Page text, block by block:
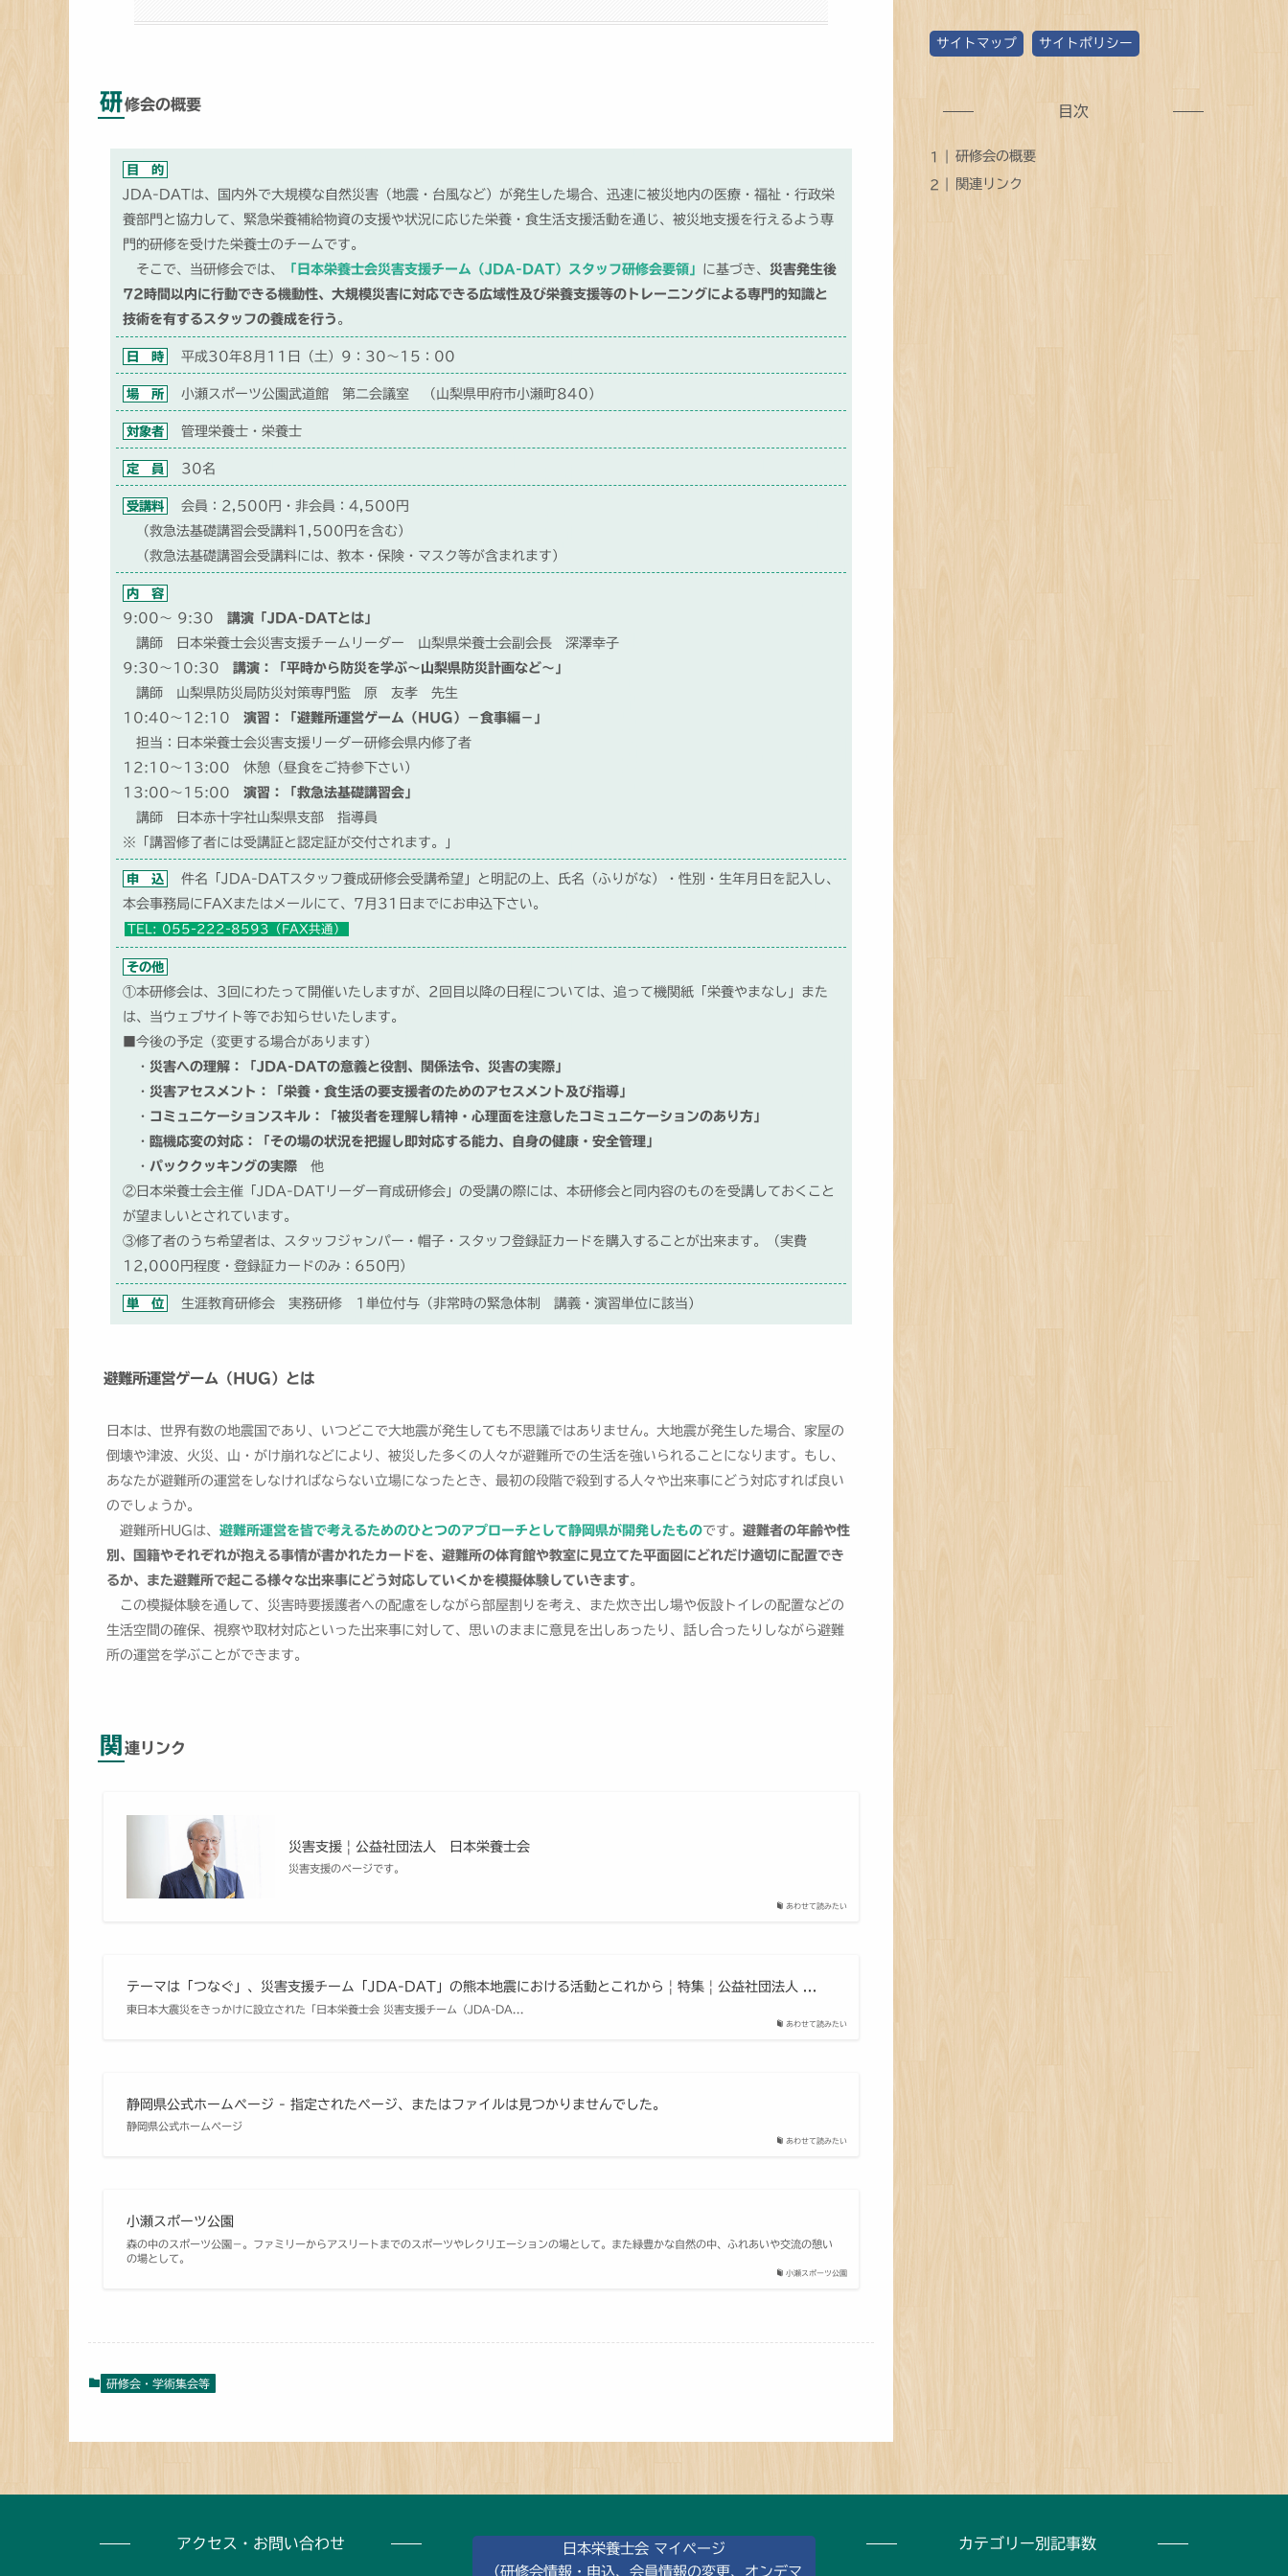
研修会の概要
目 的
JDA-DATは、国内外で大規模な自然災害（地震・台風など）が発生した場合、迅速に被災地内の医療・福祉・行政栄
養部門と協力して、緊急栄養補給物資の支援や状況に応じた栄養・食生活支援活動を通じ、被災地支援を行えるよう専
門的研修を受けた栄養士のチームです。
そこで、当研修会では、
「日本栄養士会災害支援チーム（JDA-DAT）スタッフ研修会要領」 に基づき、
災害発生後
72時間以内に行動できる機動性、大規模災害に対応できる広域性及び栄養支援等のトレーニングによる専門的知識と
技術を有するスタッフの養成を行う 。
日 時 平成30年8月11日（土）9：30～15：00
場 所 小瀬スポーツ公園武道館 第二会議室 （山梨県甲府市小瀬町840）
対象者 管理栄養士・栄養士
定 員 30名
受講料
会員：2,500円・非会員：4,500円
（救急法基礎講習会受講料1,500円を含む）
（救急法基礎講習会受講料には、教本・保険・マスク等が含まれます）
内 容
9:00～ 9:30 講演「JDA-DATとは」
講師 日本栄養士会災害支援チームリーダー 山梨県栄養士会副会長 深澤幸子
9:30～10:30 講演：「平時から防災を学ぶ～山梨県防災計画など～」
講師 山梨県防災局防災対策専門監 原 友孝 先生
10:40～12:10 演習：「避難所運営ゲーム（HUG）－食事編－」
担当：日本栄養士会災害支援リーダー研修会県内修了者
12:10～13:00 休憩（昼食をご持参下さい）
13:00～15:00 演習：「救急法基礎講習会」
講師 日本赤十字社山梨県支部 指導員
※「講習修了者には受講証と認定証が交付されます。」
申 込
件名「JDA-DATスタッフ養成研修会受講希望」と明記の上、氏名（ふりがな）・性別・生年月日を記入し、
本会事務局にFAXまたはメールにて、7月31日までにお申込下さい。
TEL: 055-222-8593（FAX共通）
その他
①本研修会は、3回にわたって開催いたしますが、2回目以降の日程については、追って機関紙「栄養やまなし」また
は、当ウェブサイト等でお知らせいたします。
■今後の予定（変更する場合があります）
・ 災害への理解：「JDA-DATの意義と役割、関係法令、災害の実際」
・ 災害アセスメント：「栄養・食生活の要支援者のためのアセスメント及び指導」
・ コミュニケーションスキル：「被災者を理解し精神・心理面を注意したコミュニケーションのあり方」
・ 臨機応変の対応：「その場の状況を把握し即対応する能力、自身の健康・安全管理」
・ パッククッキングの実際他
②日本栄養士会主催「JDA-DATリーダー育成研修会」の受講の際には、本研修会と同内容のものを受講しておくこと
が望ましいとされています。
③修了者のうち希望者は、スタッフジャンパー・帽子・スタッフ登録証カードを購入することが出来ます。（実費
12,000円程度・登録証カードのみ：650円）
単 位 生涯教育研修会 実務研修 1単位付与（非常時の緊急体制 講義・演習単位に該当）
避難所運営ゲーム（HUG）とは
日本は、世界有数の地震国であり、いつどこで大地震が発生しても不思議ではありません。大地震が発生した場合、家屋の
倒壊や津波、火災、山・がけ崩れなどにより、被災した多くの人々が避難所での生活を強いられることになります。もし、
あなたが避難所の運営をしなければならない立場になったとき、最初の段階で殺到する人々や出来事にどう対応すれば良い
のでしょうか。
避難所HUGは、 避難所運営を皆で考えるためのひとつのアプローチとして静岡県が開発したものです。 避難者の年齢や性
別、国籍やそれぞれが抱える事情が書かれたカードを、避難所の体育館や教室に見立てた平面図にどれだけ適切に配置でき
るか、また避難所で起こる様々な出来事にどう対応していくかを模擬体験していきます。
この模擬体験を通して、災害時要援護者への配慮をしながら部屋割りを考え、また炊き出し場や仮設トイレの配置などの
生活空間の確保、視察や取材対応といった出来事に対して、思いのままに意見を出しあったり、話し合ったりしながら避難
所の運営を学ぶことができます。
関 連リンク
あわせて読みたい
災害支援 | 公益社団法人 日本栄養士会
災害支援のページです。
あわせて読みたい
テーマは「つなぐ」、災害支援チーム「JDA-DAT」の熊本地震における活動とこれから | 特集 | 公益社団法人 ...
東日本大震災をきっかけに設立された「日本栄養士会 災害支援チーム（JDA-DA...
あわせて読みたい
静岡県公式ホームページ - 指定されたページ、またはファイルは見つかりませんでした。
静岡県公式ホームページ
小瀬スポーツ公園
小瀬スポーツ公園
森の中のスポーツ公園－。ファミリーからアスリートまでのスポーツやレクリエーションの場として。また緑豊かな自然の中、ふれあいや交流の憩い
の場として。
研修会・学術集会等
リ
事
サイトマップ サイトポリシー
目次
研修会の概要
関連リンク
アクセス・お問い合わせ
日本栄養士会 マイページ
（研修会情報・申込、会員情報の変更、オンデマ
カテゴリー別記事数